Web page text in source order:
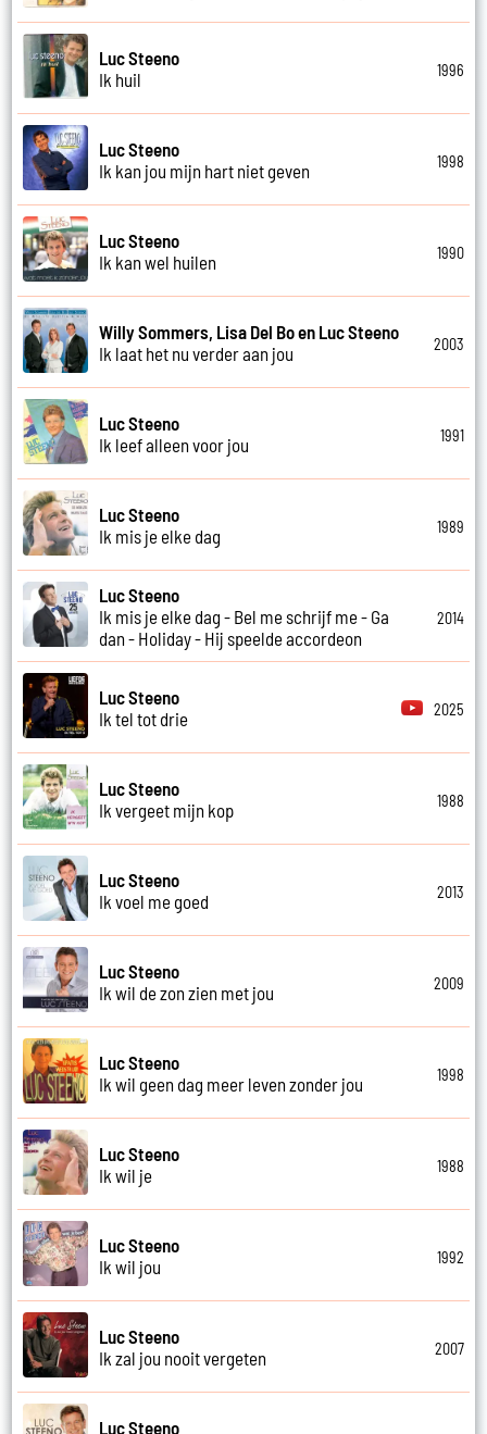
Luc Steeno
Ik huil
1996
Luc Steeno
Ik kan jou mijn hart niet geven
1998
Luc Steeno
Ik kan wel huilen
1990
Willy Sommers, Lisa Del Bo en Luc Steeno
Ik laat het nu verder aan jou
2003
Luc Steeno
Ik leef alleen voor jou
1991
Luc Steeno
Ik mis je elke dag
1989
Luc Steeno
Ik mis je elke dag - Bel me schrijf me - Ga
dan - Holiday - Hij speelde accordeon
2014
Luc Steeno
Ik tel tot drie
2025
Luc Steeno
Ik vergeet mijn kop
1988
Luc Steeno
Ik voel me goed
2013
Luc Steeno
Ik wil de zon zien met jou
2009
Luc Steeno
Ik wil geen dag meer leven zonder jou
1998
Luc Steeno
Ik wil je
1988
Luc Steeno
Ik wil jou
1992
Luc Steeno
Ik zal jou nooit vergeten
2007
Luc Steeno